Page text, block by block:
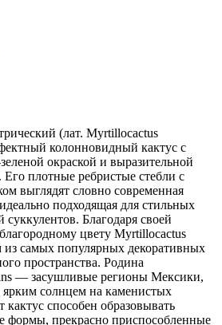
(лат. Myrtillocactus
колонновидный кактус с
окраской и выразительной
плотные ребристые стебли с
выглядят словно современная
подходящая для стильных
Благодаря своей
цвету Myrtillocactus
из самых популярных декоративных
пространства. Родина
— засушливые регионы Мексики,
ярким солнцем на каменистых
кактус способен образовывать
формы, прекрасно приспособленные